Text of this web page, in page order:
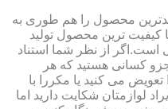
بدترین محصول را هم طوری به
کیفیت ترین محصول تولید
از نظر شما استناد
جزو کسانی هستید که هر
می کنید یا مکررا با
لوازمتان شکایت دارید اما